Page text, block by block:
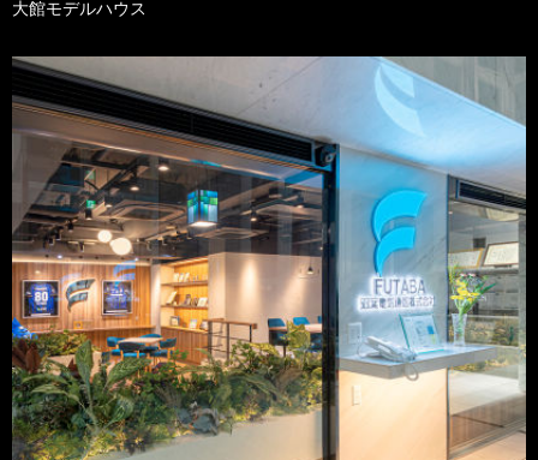
大館モデルハウス